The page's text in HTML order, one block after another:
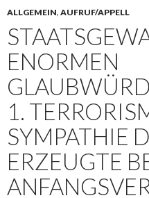
ALLGEMEIN, AUFRUF/APPELL
ENORMEN
1.
SYMPATHIE
ERZEUGTE